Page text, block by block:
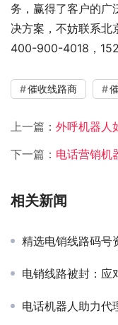
务，赢得了客户的广
决方案，不妨联系北
400-900-4018，
催收线路商
上一篇： 外呼机器人
下一篇： 电话营销机
相关新闻
精选电销线路码号
电销线路被封：应
电话机器人助力代